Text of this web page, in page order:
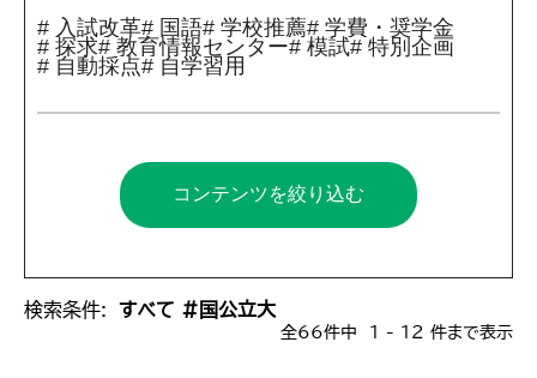
# 入試改革# 国語# 学校推薦# 学費・奨学金
# 探求# 教育情報センター# 模試# 特別企画
# 自動採点# 自学習用
コンテンツを絞り込む
検索条件: すべて #国公立大
全66件中 1 - 12 件まで表示